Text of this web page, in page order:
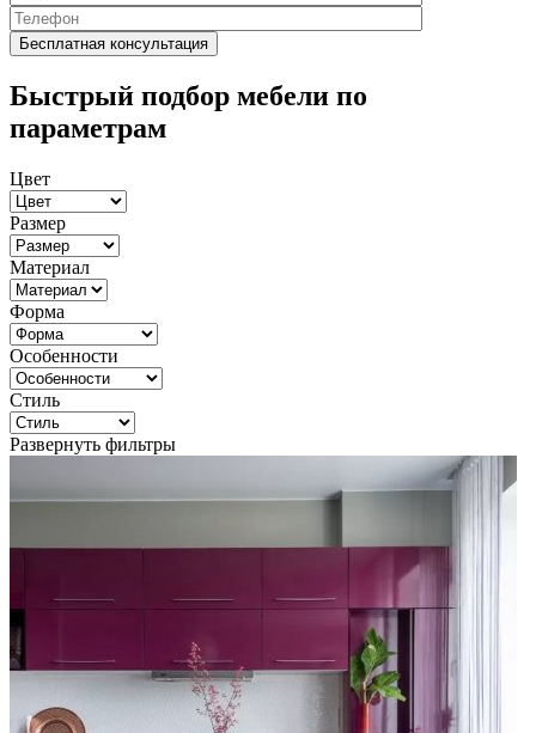
Быстрый подбор мебели по
параметрам
Цвет
Размер
Материал
Форма
Особенности
Стиль
Развернуть фильтры